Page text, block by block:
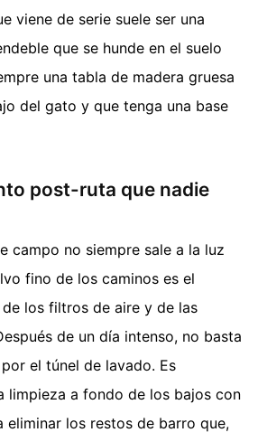
viene de serie suele ser una
que se hunde en el suelo
una tabla de madera gruesa
del gato y que tenga una base
post-ruta que nadie
campo no siempre sale a la luz
fino de los caminos es el
los filtros de aire y de las
de un día intenso, no basta
el túnel de lavado. Es
limpieza a fondo de los bajos con
eliminar los restos de barro que,